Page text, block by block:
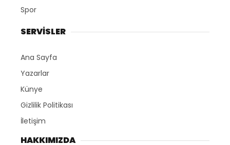
Spor
SERVİSLER
Ana Sayfa
Yazarlar
Künye
Gizlilik Politikası
İletişim
HAKKIMIZDA